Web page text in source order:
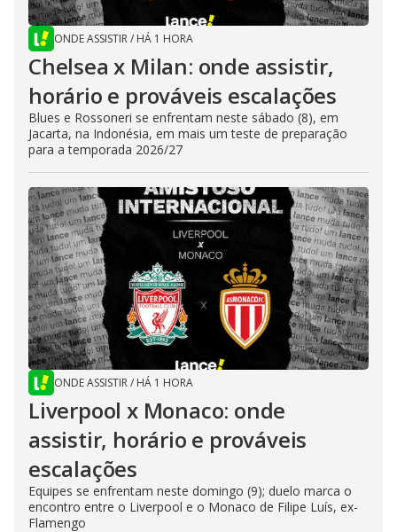
ONDE ASSISTIR/ HÁ 1 HORA
Chelsea x Milan: onde assistir,
horário e prováveis escalações
Blues e Rossoneri se enfrentam neste sábado (8), em
Jacarta, na Indonésia, em mais um teste de preparação
para a temporada 2026/27
ONDE ASSISTIR/ HÁ 1 HORA
Liverpool x Monaco: onde
assistir, horário e prováveis
escalações
Equipes se enfrentam neste domingo (9); duelo marca o
encontro entre o Liverpool e o Monaco de Filipe Luís, ex-
Flamengo